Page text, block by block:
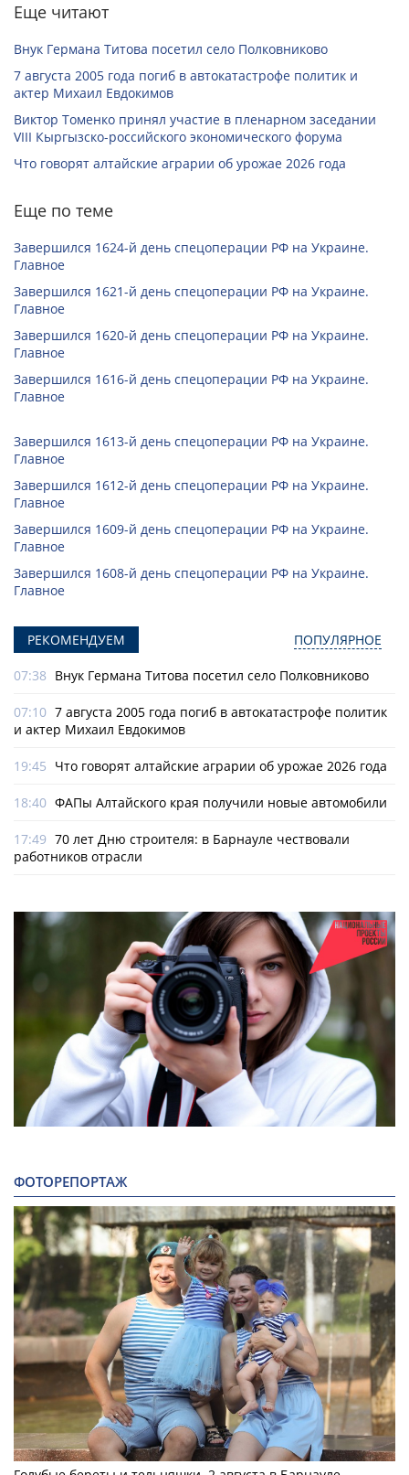
Еще читают
Внук Германа Титова посетил село Полковниково
7 августа 2005 года погиб в автокатастрофе политик и
актер Михаил Евдокимов
Виктор Томенко принял участие в пленарном заседании
VIII Кыргызско-российского экономического форума
Что говорят алтайские аграрии об урожае 2026 года
Еще по теме
Завершился 1624-й день спецоперации РФ на Украине.
Главное
Завершился 1621-й день спецоперации РФ на Украине.
Главное
Завершился 1620-й день спецоперации РФ на Украине.
Главное
Завершился 1616-й день спецоперации РФ на Украине.
Главное
Завершился 1613-й день спецоперации РФ на Украине.
Главное
Завершился 1612-й день спецоперации РФ на Украине.
Главное
Завершился 1609-й день спецоперации РФ на Украине.
Главное
Завершился 1608-й день спецоперации РФ на Украине.
Главное
РЕКОМЕНДУЕМ ПОПУЛЯРНОЕ
07:38 Внук Германа Титова посетил село Полковниково
07:10 7 августа 2005 года погиб в автокатастрофе политик
и актер Михаил Евдокимов
19:45 Что говорят алтайские аграрии об урожае 2026 года
18:40 ФАПы Алтайского края получили новые автомобили
17:49 70 лет Дню строителя: в Барнауле чествовали
работников отрасли
ФОТОРЕПОРТАЖ